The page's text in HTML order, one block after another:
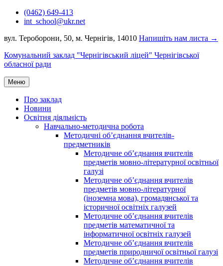
Перейти(0462) 649-413
int_school@ukr.net
вул. Тероборони, 50, м. Чернігів, 14010 Напишіть нам листа →
Комунальний заклад "Чернігівський ліцей" Чернігівської
обласної ради
Меню
Про заклад
Новини
Освітня діяльність
Навчально-методична робота
Методичні об’єднання вчителів-
предметників
Методичне об’єднання вчителів
предметів мовно-літературної освітньої
галузі
Методичне об’єднання вчителів
предметів мовно-літературної
(іноземна мова), громадянської та
історичної освітніх галузей
Методичне об’єднання вчителів
предметів математичної та
інформатичної освітніх галузей
Методичне об’єднання вчителів
предметів природничої освітньої галузі
Методичне об’єднання вчителів